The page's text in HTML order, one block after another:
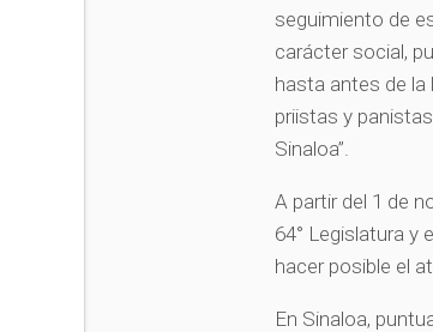
seguimiento de
carácter social,
hasta antes de la
priistas y
Sinaloa”.
A partir del 1 de
64° Legislatura y
hacer posible el
En Sinaloa,